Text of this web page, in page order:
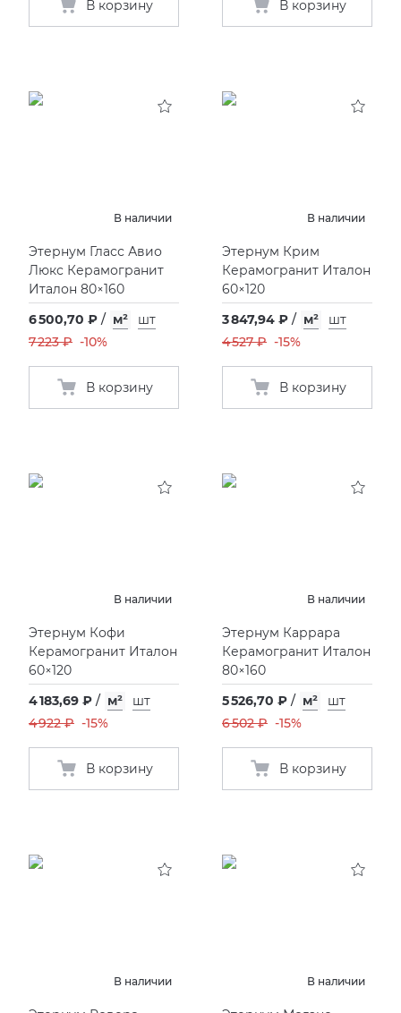
В корзину В корзину
В наличии
Этернум Гласс Авио
Люкс Керамогранит
Италон 80×160
6 500,70 ₽ / м²
шт
7 223 ₽ -10%
В корзину
В наличии
Этернум Крим
Керамогранит Италон
60×120
3 847,94 ₽ / м²
шт
4 527 ₽ -15%
В корзину
В наличии
Этернум Кофи
Керамогранит Италон
60×120
4 183,69 ₽ / м²
шт
4 922 ₽ -15%
В корзину
В наличии
Этернум Каррара
Керамогранит Италон
80×160
5 526,70 ₽ / м²
шт
6 502 ₽ -15%
В корзину
В наличии В наличии